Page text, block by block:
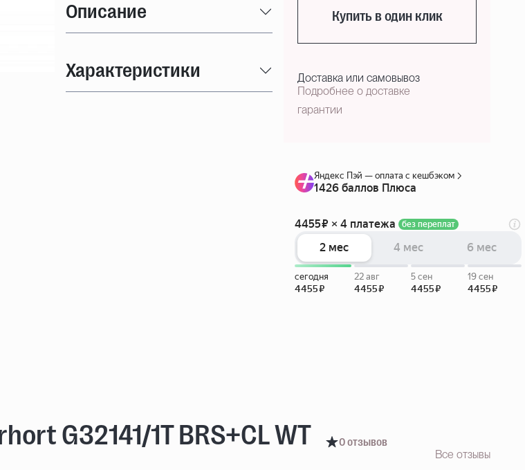
Описание
Характеристики
Купить в один клик
Доставка или самовывоз
Подробнее о доставке
гарантии
G32141/1T BRS+CL WT 0 отзывов
Все отзывы